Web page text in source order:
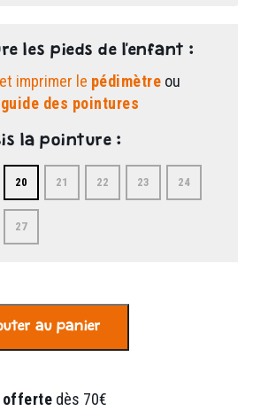
les pieds de l'enfant :
imprimer le pédimètre ou
guide des pointures
la pointure :
20 21 22 23 24
27
au panier
offerte dès 70€